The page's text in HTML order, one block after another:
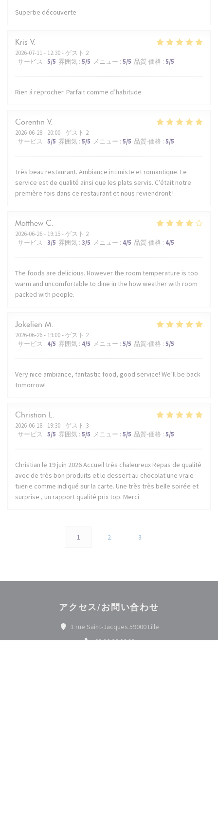
Superbe découverte
Kris V
2026-07-11- 12:30 - ゲスト 2
サービス : 5/5 雰囲気 : 5/5 メニュー : 5/5 品質-価格 : 5/5
Rien á reprocher. Parfait comme d’habitude
Corentin V
2026-06-28- 20:00 - ゲスト 2
サービス : 5/5 雰囲気 : 5/5 メニュー : 5/5 品質-価格 : 5/5
Très beau restaurant. Ambiance intimiste et romantique. Le
service est de qualité ainsi que les plats servis. C’était notre
première fois dans ce restaurant et nous reviendront !
Matthew C
2026-06-26- 19:15 - ゲスト 2
サービス : 3/5 雰囲気 : 3/5 メニュー : 4/5 品質-価格 : 4/5
The foods are delicious. However the room temperature is too
warm and uncomfortable to dine in the how weather with room
packed with people.
Jokelien M
2026-06-26- 19:00 - ゲスト 2
サービス : 4/5 雰囲気 : 4/5 メニュー : 5/5 品質-価格 : 5/5
Very nice ambiance, fantastic food, good service! We’ll be back
tomorrow!
Christian L
2026-06-18- 19:30 - ゲスト 3
サービス : 5/5 雰囲気 : 5/5 メニュー : 5/5 品質-価格 : 5/5
Christian le 19 juin 2026 Accueil très chaleureux Repas de qualité
avec de très bon produits et le dessert au chocolat une vraie
tuerie comme indiqué sur la carte. Une très très belle soirée et
surprise , un rapport qualité prix top. Merci
1 2 3
アクセス/お問い合わせ
1 rue Saint-Jacques 59000 Lille((新しいウィンド
03 20 06 06 88